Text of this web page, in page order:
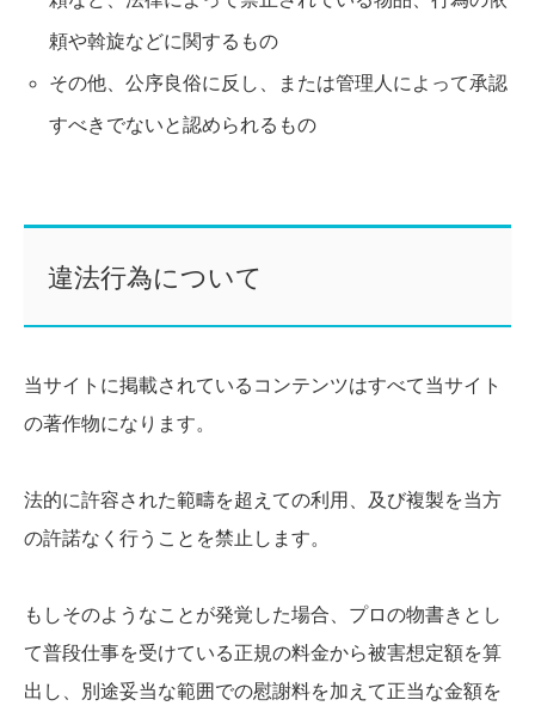
頼や斡旋などに関するもの
その他、公序良俗に反し、または管理人によって承認
すべきでないと認められるもの
違法行為について
当サイトに掲載されているコンテンツはすべて当サイト
の著作物になります。
法的に許容された範疇を超えての利用、及び複製を当方
の許諾なく行うことを禁止します。
もしそのようなことが発覚した場合、プロの物書きとし
て普段仕事を受けている正規の料金から被害想定額を算
出し、別途妥当な範囲での慰謝料を加えて正当な金額を